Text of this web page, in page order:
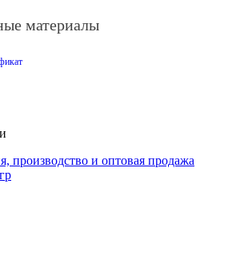
материалы
производство и оптовая продажа